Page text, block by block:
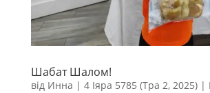
Шабат Шалом!
від Инна | 4 Іяра 5785 (Тра 2, 2025)|